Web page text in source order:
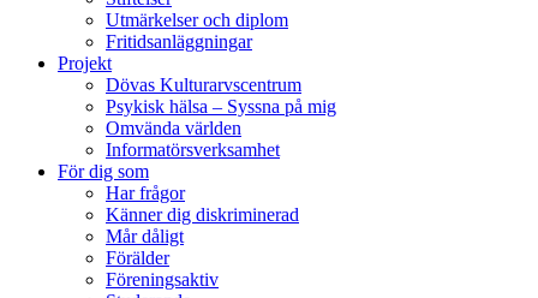
Utmärkelser och diplom
Fritidsanläggningar
Projekt
Dövas Kulturarvscentrum
Psykisk hälsa – Syssna på mig
Omvända världen
Informatörsverksamhet
För dig som
Har frågor
Känner dig diskriminerad
Mår dåligt
Förälder
Föreningsaktiv